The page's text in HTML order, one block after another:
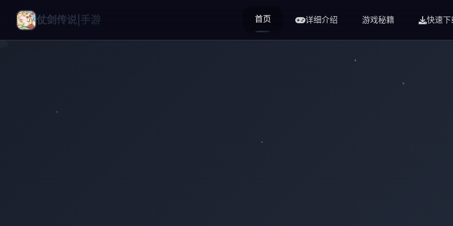
仗剑传说|手游 首页 详细介绍 游戏秘籍 快速下